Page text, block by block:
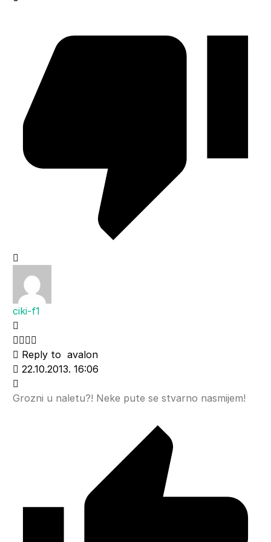
ciki-f1
Reply to avalon
22.10.2013. 16:06
Grozni u naletu?! Neke pute se stvarno nasmijem!